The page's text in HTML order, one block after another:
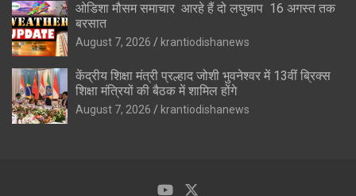
ओडिशा मौसम समाचार आरहे हैं दो लघुचाप 16 अगस्त तक
बरसात
August 7, 2026 krantiodishanews
केंद्रीय शिक्षा मंत्री प्रल्हाद जोशी भुवनेश्वर में 13वीं ब्रिक्स
शिक्षा मंत्रियों की बैठक में शामिल होंगे
August 7, 2026 krantiodishanews